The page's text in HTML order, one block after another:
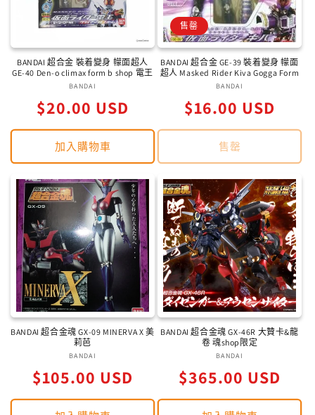
BANDAI 超合金 裝着變身 幪面超人
GE-40 Den-o climax form b shop 電王
廠
商：
BANDAI
定
價
$20.00 USD
加入購物車
售罄
BANDAI 超合金 GE-39 裝着變身 幪面
超人 Masked Rider Kiva Gogga Form
廠
商：
BANDAI
定
價
$16.00 USD
售罄
BANDAI 超合金魂 GX-09 MINERVA X 美
莉芭
廠
商：
BANDAI
定
價
$105.00 USD
BANDAI 超合金魂 GX-46R 大贊卡&龍
卷 魂shop限定
廠
商：
BANDAI
定
價
$365.00 USD